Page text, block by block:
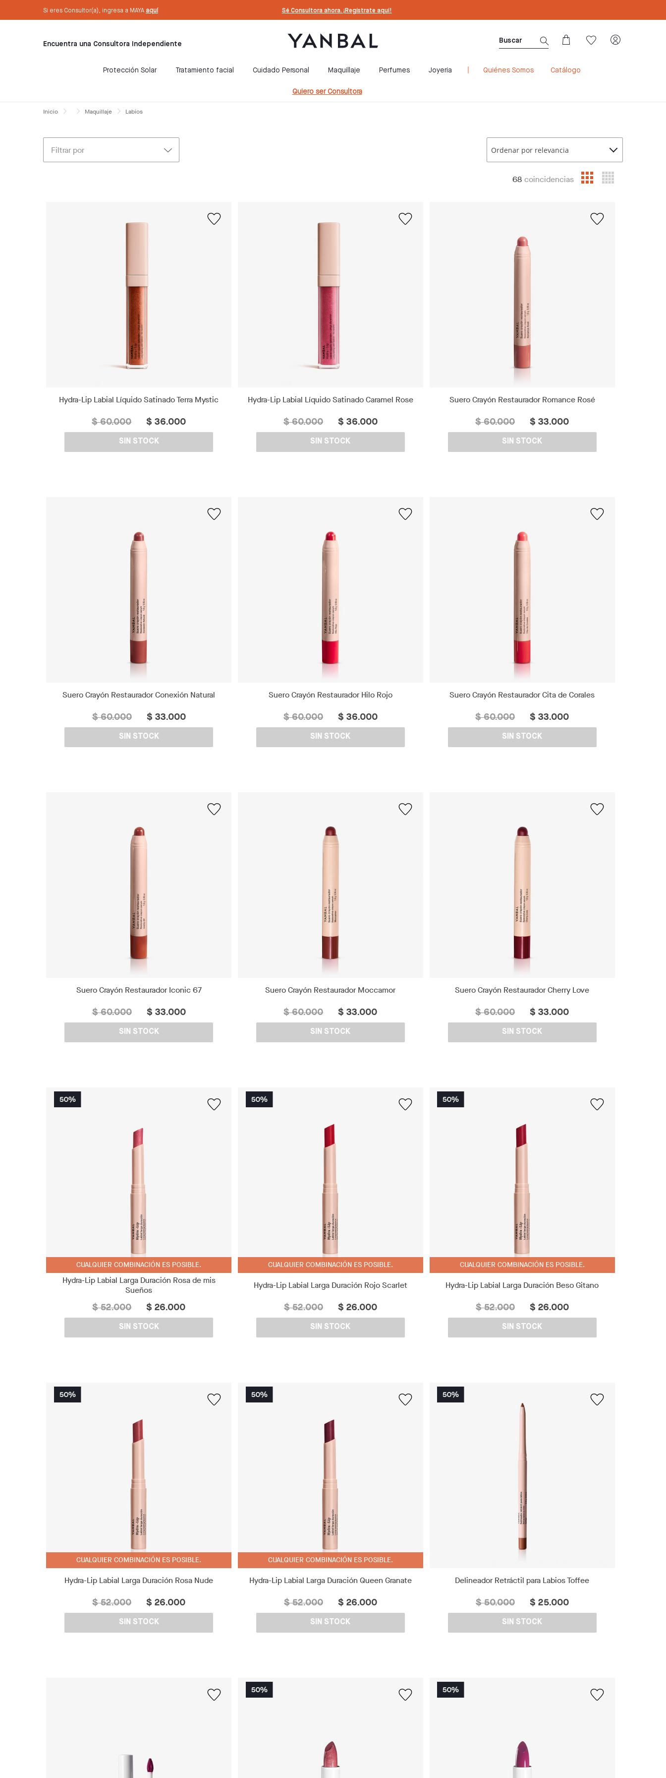
Si eres Consultor(a), ingresa a MAYA aquí
Sé Consultora ahora. ¡Regístrate aquí! Sé Consultora ahora. ¡Regístrate aquí!
Encuentra una Consultora Independiente
Protección Solar Tratamiento facial Cuidado Personal Maquillaje Perfumes Joyería Quiénes Somos Catálogo
Quiero ser Consultora
Inicio Maquillaje Labios
Filtrar por Ordenar por relevancia
68 coincidencias
Hydra-Lip Labial Líquido Satinado Terra Mystic
$ 60.000 $ 36.000
SIN STOCK
Hydra-Lip Labial Líquido Satinado Caramel Rose
$ 60.000 $ 36.000
SIN STOCK
Suero Crayón Restaurador Romance Rosé
$ 60.000 $ 33.000
SIN STOCK
Suero Crayón Restaurador Conexión Natural
$ 60.000 $ 33.000
SIN STOCK
Suero Crayón Restaurador Hilo Rojo
$ 60.000 $ 36.000
SIN STOCK
Suero Crayón Restaurador Cita de Corales
$ 60.000 $ 33.000
SIN STOCK
Suero Crayón Restaurador Iconic 67
$ 60.000 $ 33.000
SIN STOCK
Suero Crayón Restaurador Moccamor
$ 60.000 $ 33.000
SIN STOCK
Suero Crayón Restaurador Cherry Love
$ 60.000 $ 33.000
SIN STOCK
CUALQUIER COMBINACIÓN ES POSIBLE.
Hydra-Lip Labial Larga Duración Rosa de mis
Sueños
$ 52.000 $ 26.000
SIN STOCK
CUALQUIER COMBINACIÓN ES POSIBLE.
Hydra-Lip Labial Larga Duración Rojo Scarlet
$ 52.000 $ 26.000
SIN STOCK
CUALQUIER COMBINACIÓN ES POSIBLE.
Hydra-Lip Labial Larga Duración Beso Gitano
$ 52.000 $ 26.000
SIN STOCK
CUALQUIER COMBINACIÓN ES POSIBLE.
Hydra-Lip Labial Larga Duración Rosa Nude
$ 52.000 $ 26.000
SIN STOCK
CUALQUIER COMBINACIÓN ES POSIBLE.
Hydra-Lip Labial Larga Duración Queen Granate
$ 52.000 $ 26.000
SIN STOCK
Delineador Retráctil para Labios Toffee
$ 50.000 $ 25.000
SIN STOCK